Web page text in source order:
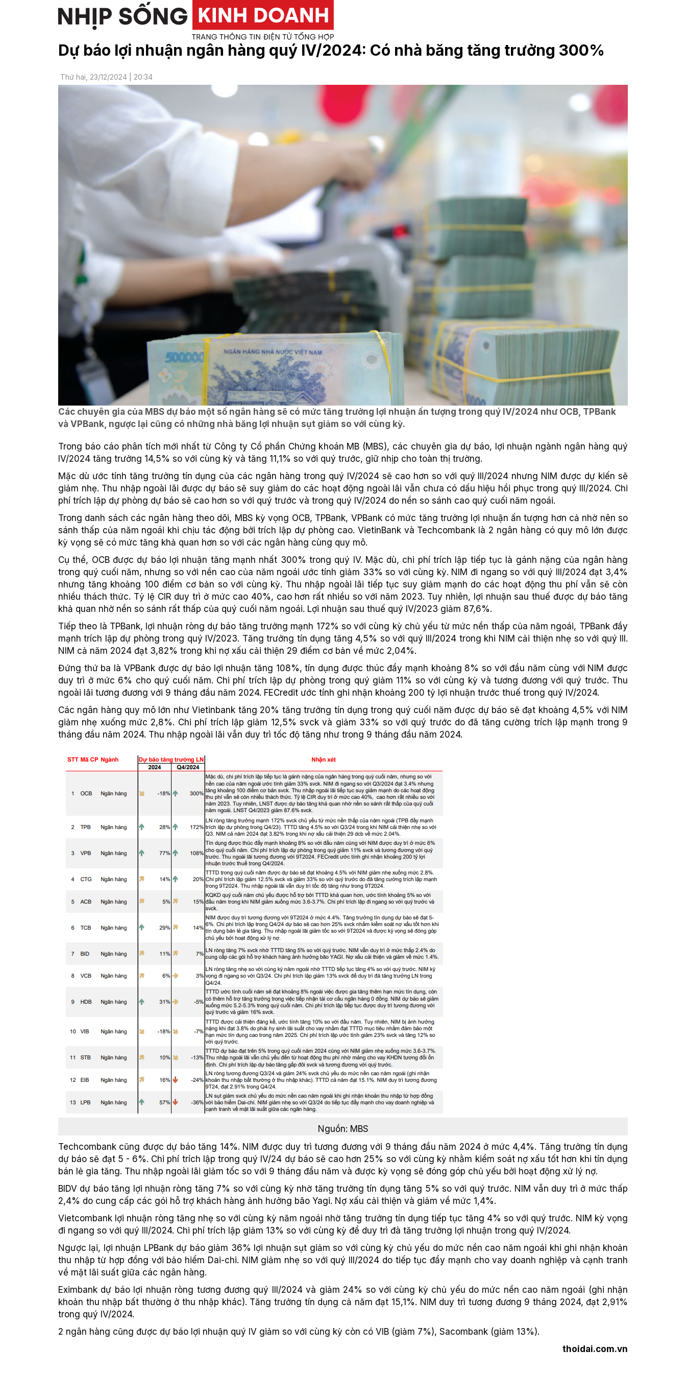
Dự báo lợi nhuận ngân hàng quý IV/2024: Có nhà băng tăng trưởng 300%
Thứ hai, 23/12/2024 | 20:34
Các chuyên gia của MBS dự báo một số ngân hàng sẽ có mức tăng trưởng lợi nhuận ấn tượng trong quý IV/2024 như OCB, TPBank
và VPBank, ngược lại cũng có những nhà băng lợi nhuận sụt giảm so với cùng kỳ.
Trong báo cáo phân tích mới nhất từ Công ty Cổ phần Chứng khoán MB (MBS), các chuyên gia dự báo, lợi nhuận ngành ngân hàng quý
IV/2024 tăng trưởng 14,5% so với cùng kỳ và tăng 11,1% so với quý trước, giữ nhịp cho toàn thị trường.
Mặc dù ước tính tăng trưởng tín dụng của các ngân hàng trong quý IV/2024 sẽ cao hơn so với quý III/2024 nhưng NIM được dự kiến sẽ
giảm nhẹ. Thu nhập ngoài lãi được dự báo sẽ suy giảm do các hoạt động ngoài lãi vẫn chưa có dấu hiệu hồi phục trong quý III/2024. Chi
phí trích lập dự phòng dự báo sẽ cao hơn so với quý trước và trong quý IV/2024 do nền so sánh cao quý cuối năm ngoái.
Trong danh sách các ngân hàng theo dõi, MBS kỳ vọng OCB, TPBank, VPBank có mức tăng trưởng lợi nhuận ấn tượng hơn cả nhờ nên so
sánh thấp của năm ngoái khi chịu tác động bởi trích lập dự phòng cao. VietinBank và Techcombank là 2 ngân hàng có quy mô lớn được
kỳ vọng sẽ có mức tăng khả quan hơn so với các ngân hàng cùng quy mô.
Cụ thể, OCB được dự báo lợi nhuận tăng mạnh nhất 300% trong quý IV. Mặc dù, chi phí trích lập tiếp tục là gánh nặng của ngân hàng
trong quý cuối năm, nhưng so với nền cao của năm ngoái ước tính giảm 33% so với cùng kỳ. NIM đi ngang so với quý III/2024 đạt 3,4%
nhưng tăng khoảng 100 điểm cơ bản so với cùng kỳ. Thu nhập ngoài lãi tiếp tục suy giảm mạnh do các hoạt động thu phí vẫn sẽ còn
nhiều thách thức. Tỷ lệ CIR duy trì ở mức cao 40%, cao hơn rất nhiều so với năm 2023. Tuy nhiên, lợi nhuận sau thuế được dự báo tăng
khả quan nhờ nền so sánh rất thấp của quý cuối năm ngoái. Lợi nhuận sau thuế quý IV/2023 giảm 87,6%.
Tiếp theo là TPBank, lợi nhuận ròng dự báo tăng trưởng mạnh 172% so với cùng kỳ chủ yếu từ mức nền thấp của năm ngoái, TPBank đầy
mạnh trích lập dự phòng trong quý IV/2023. Tăng trưởng tín dụng tăng 4,5% so với quý III/2024 trong khi NIM cải thiện nhẹ so với quý III.
NIM cả năm 2024 đạt 3,82% trong khi nợ xấu cải thiện 29 điểm cơ bản về mức 2,04%.
Đứng thứ ba là VPBank được dự báo lợi nhuận tăng 108%, tín dụng được thúc đẩy mạnh khoảng 8% so với đầu năm cùng với NIM được
duy trì ở mức 6% cho quý cuối năm. Chi phí trích lập dự phòng trong quý giảm 11% so với cùng kỳ và tương đương với quý trước. Thu
ngoài lãi tương đương với 9 tháng đầu năm 2024. FECredit ước tính ghi nhận khoảng 200 tỷ lợi nhuận trước thuế trong quý IV/2024.
Các ngân hàng quy mô lớn như Vietinbank tăng 20% tăng trưởng tín dụng trong quý cuối năm được dự báo sẽ đạt khoảng 4,5% với NIM
giảm nhẹ xuống mức 2,8%. Chi phí trích lập giảm 12,5% svck và giảm 33% so với quý trước do đã tăng cường trích lập mạnh trong 9
tháng đầu năm 2024. Thu nhập ngoài lãi vẫn duy trì tốc độ tăng như trong 9 tháng đầu năm 2024.
Nguồn: MBS
Techcombank cũng được dự báo tăng 14%. NIM được duy trì tương đương với 9 tháng đầu năm 2024 ở mức 4,4%. Tăng trưởng tín dụng
dự báo sẽ đạt 5 - 6%. Chi phí trích lập trong quý IV/24 dự báo sẽ cao hơn 25% so với cùng kỳ nhằm kiểm soát nợ xấu tốt hơn khi tín dụng
bán lẻ gia tăng. Thu nhập ngoài lãi giảm tốc so với 9 tháng đầu năm và được kỳ vọng sẽ đóng góp chủ yếu bởi hoạt động xử lý nợ.
BIDV dự báo tăng lợi nhuận ròng tăng 7% so với cùng kỳ nhờ tăng trưởng tín dụng tăng 5% so với quý trước. NIM vẫn duy trì ở mức thấp
2,4% do cung cấp các gói hỗ trợ khách hàng ảnh hưởng bão Yagi. Nợ xấu cải thiện và giảm về mức 1,4%.
Vietcombank lợi nhuận ròng tăng nhẹ so với cùng kỳ năm ngoái nhờ tăng trưởng tín dụng tiếp tục tăng 4% so với quý trước. NIM kỳ vọng
đi ngang so với quý III/2024. Chi phí trích lập giảm 13% so với cùng kỳ để duy trì đà tăng trưởng lợi nhuận trong quý IV/2024.
Ngược lại, lợi nhuận LPBank dự báo giảm 36% lợi nhuận sụt giảm so với cùng kỳ chủ yếu do mức nền cao năm ngoái khi ghi nhận khoản
thu nhập từ hợp đồng với bảo hiểm Dai-chi. NIM giảm nhẹ so với quý III/2024 do tiếp tục đẩy mạnh cho vay doanh nghiệp và cạnh tranh
về mặt lãi suất giữa các ngân hàng.
Eximbank dự báo lợi nhuận ròng tương đương quý III/2024 và giảm 24% so với cùng kỳ chủ yếu do mức nền cao năm ngoái (ghi nhận
khoản thu nhập bất thường ở thu nhập khác). Tăng trưởng tín dụng cả năm đạt 15,1%. NIM duy trì tương đương 9 tháng 2024, đạt 2,91%
trong quý IV/2024.
2 ngân hàng cũng được dự báo lợi nhuận quý IV giảm so với cùng kỳ còn có VIB (giảm 7%), Sacombank (giảm 13%).
thoidai.com.vn